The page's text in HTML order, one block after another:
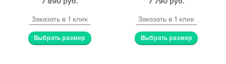
Заказать в 1 клик
Выбрать размер
Заказать в 1 клик
Выбрать размер